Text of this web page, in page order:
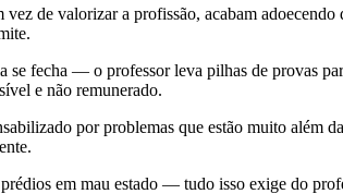
de valorizar a profissão, acabam adoecendo
fecha — o professor leva pilhas de provas
e não remunerado.
por problemas que estão muito além
em mau estado — tudo isso exige do